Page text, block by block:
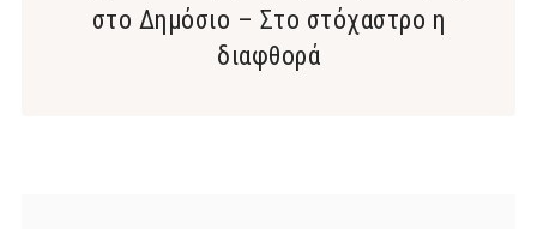
στο Δημόσιο – Στο στόχαστρο η
διαφθορά